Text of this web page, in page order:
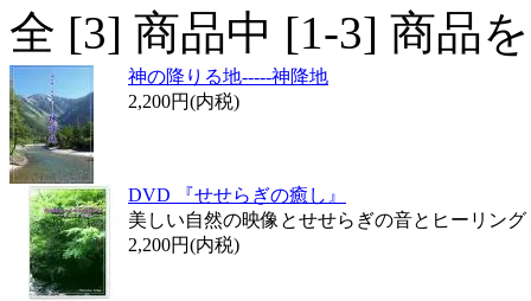
全 [3] 商品中 [1-3] 商品
神の降りる地-----神降地
2,200円(内税)
DVD 『せせらぎの癒し』
美しい自然の映像とせせらぎの音とヒーリン
2,200円(内税)